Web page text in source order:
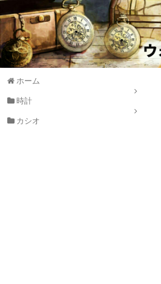
ホーム
時計
カシオ